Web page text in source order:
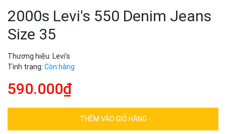
2000s Levi's 550 Denim Jeans
Size 35
Thương hiệu: Levi's
Tình trạng: Còn hàng
590.000₫
THÊM VÀO GIỎ HÀNG